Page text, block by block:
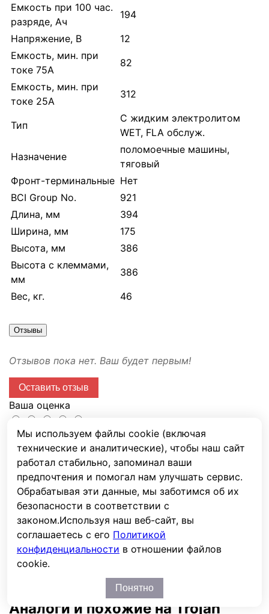
Мы используем файлы cookie (включая
технические и аналитические), чтобы наш сайт
работал стабильно, запоминал ваши
предпочтения и помогал нам улучшать сервис.
Обрабатывая эти данные, мы заботимся об их
безопасности в соответствии с
законом.Используя наш веб-сайт, вы
соглашаетесь с его Политикой
конфиденциальности в отношении файлов
cookie.
Понятно
Емкость при 100 час.
разряде, Ач
194
Напряжение, В
12
Емкость, мин. при
токе 75А
82
Емкость, мин. при
токе 25А
312
Тип
С жидким электролитом
WET, FLA обслуж.
Назначение
поломоечные машины,
тяговый
Фронт-терминальные Нет
BCI Group No.
921
Длина, мм
394
Ширина, мм
175
Высота, мм
386
Высота с клеммами,
мм
386
Вес, кг.
46
Отзывы
Отзывов пока нет. Ваш будет первым!
Оставить отзыв
Ваша оценка
Имя
E-mail
Сообщение
Капча
Отправить
Перед публикацией отзывы проходят модерацию
Аналоги и похожие на Trojan